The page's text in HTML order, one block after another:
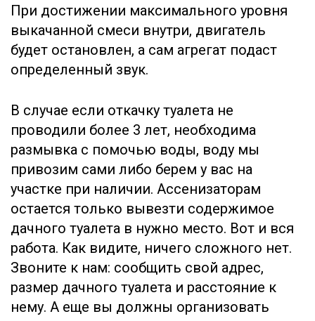
При достижении максимального уровня
выкачанной смеси внутри, двигатель
будет остановлен, а сам агрегат подаст
определенный звук.
В случае если откачку туалета не
проводили более 3 лет, необходима
размывка с помочью воды, воду мы
привозим сами либо берем у вас на
участке при наличии. Ассенизаторам
остается только вывезти содержимое
дачного туалета в нужно место. Вот и вся
работа. Как видите, ничего сложного нет.
Звоните к нам: сообщить свой адрес,
размер дачного туалета и расстояние к
нему. А еще вы должны организовать